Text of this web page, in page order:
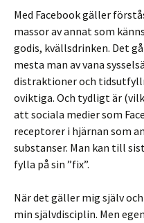
Med Facebook gäller
massor av annat som
godis, kvällsdrinken. Det
mesta man av vana
distraktioner och
oviktiga. Och tydligt är
att sociala medier som
receptorer i hjärnan som
substanser. Man kan till
fylla på sin ”fix”.
När det gäller mig själv
min självdisciplin. Men